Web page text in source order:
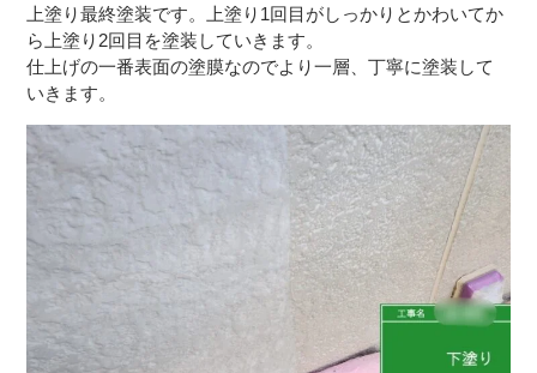
上塗り最終塗装です。上塗り1回目がしっかりとかわいてか
ら上塗り2回目を塗装していきます。
仕上げの一番表面の塗膜なのでより一層、丁寧に塗装して
いきます。